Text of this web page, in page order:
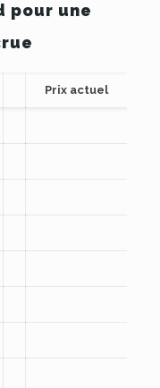
pour une
Prix ​​actuel